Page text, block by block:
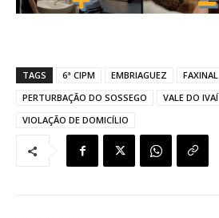
TAGS 6ª CIPM EMBRIAGUEZ
FAXINAL
PERTURBAÇÃO DO SOSSEGO
VALE DO IVAÍ
VIOLAÇÃO DE DOMICÍLIO